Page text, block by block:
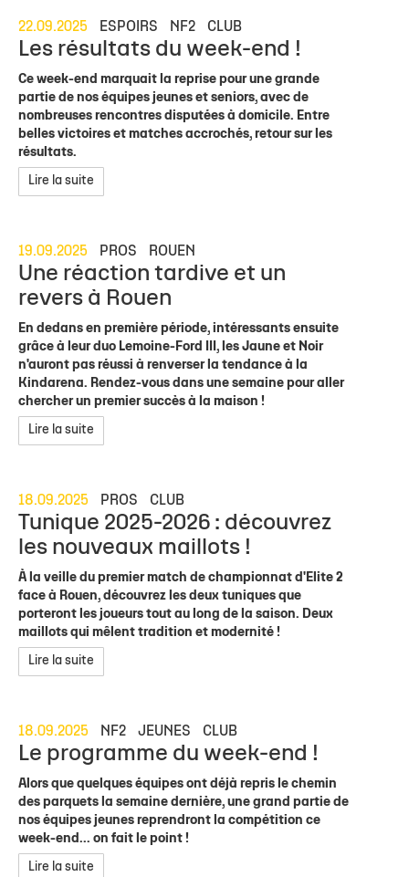
22.09.2025 ESPOIRS NF2 CLUB
Les résultats du week-end !
Ce week-end marquait la reprise pour une grande
partie de nos équipes jeunes et seniors, avec de
nombreuses rencontres disputées à domicile. Entre
belles victoires et matches accrochés, retour sur les
résultats.
Lire la suite
19.09.2025 PROS ROUEN
Une réaction tardive et un
revers à Rouen
En dedans en première période, intéressants ensuite
grâce à leur duo Lemoine-Ford III, les Jaune et Noir
n'auront pas réussi à renverser la tendance à la
Kindarena. Rendez-vous dans une semaine pour aller
chercher un premier succès à la maison !
Lire la suite
18.09.2025 PROS CLUB
Tunique 2025-2026 : découvrez
les nouveaux maillots !
À la veille du premier match de championnat d'Elite 2
face à Rouen, découvrez les deux tuniques que
porteront les joueurs tout au long de la saison. Deux
maillots qui mêlent tradition et modernité !
Lire la suite
18.09.2025 NF2 JEUNES CLUB
Le programme du week-end !
Alors que quelques équipes ont déjà repris le chemin
des parquets la semaine dernière, une grand partie de
nos équipes jeunes reprendront la compétition ce
week-end... on fait le point !
Lire la suite